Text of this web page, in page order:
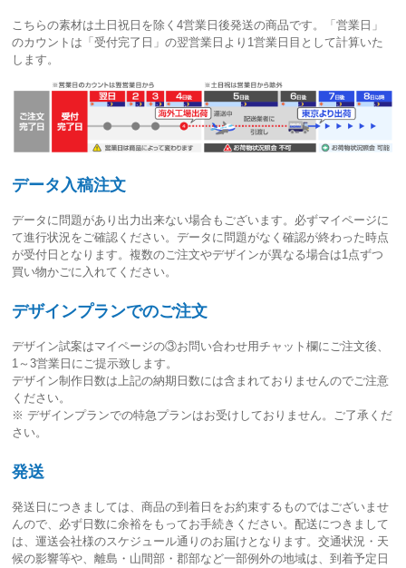
こちらの素材は土日祝日を除く4営業日後発送の商品です。「営業日」
のカウントは「受付完了日」の翌営業日より1営業日目として計算いた
します。
データ入稿注文
データに問題があり出力出来ない場合もございます。必ずマイページに
て進行状況をご確認ください。データに問題がなく確認が終わった時点
が受付日 となります。複数のご注文やデザインが異なる場合は1点ずつ
買い物かごに入れてください。
デザインプランでのご注文
デザイン試案はマイページの③お問い合わせ用チャット欄にご注文後、
1～3営業日 にご提示致します。
デザイン制作日数は上記の納期日数には含まれておりませんのでご注意
ください。
※ デザインプランでの特急プランはお受けしておりません。ご了承くだ
さい。
発送
発送日につきましては、商品の到着日をお約束するものではございませ
んので、必ず日数に余裕をもってお手続きください。配送につきまして
は、運送会社様のスケジュール通りのお届けとなります。交通状況・天
候の影響等や、離島・山間部・郡部など一部例外の地域は、到着予定日